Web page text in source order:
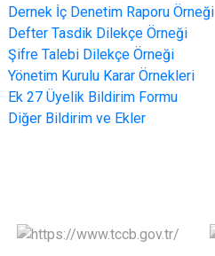
Dernek İç Denetim Raporu Örneği
Defter Tasdik Dilekçe Örneği
Şifre Talebi Dilekçe Örneği
Yönetim Kurulu Karar Örnekleri
Ek 27 Üyelik Bildirim Formu
Diğer Bildirim ve Ekler